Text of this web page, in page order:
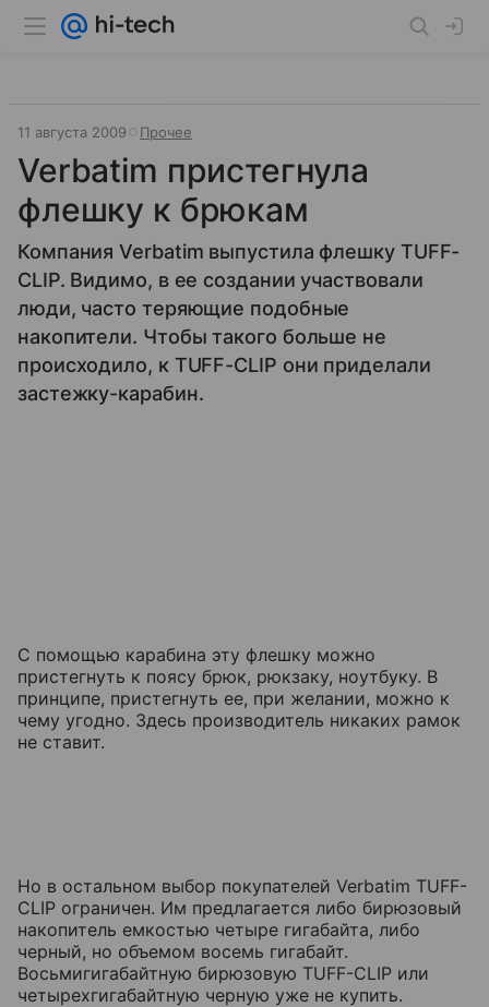
11 августа 2009 Прочее
Verbatim пристегнула
флешку к брюкам
Компания Verbatim выпустила флешку TUFF-
CLIP. Видимо, в ее создании участвовали
люди, часто теряющие подобные
накопители. Чтобы такого больше не
происходило, к TUFF-CLIP они приделали
застежку-карабин.
С помощью карабина эту флешку можно
пристегнуть к поясу брюк, рюкзаку, ноутбуку. В
принципе, пристегнуть ее, при желании, можно к
чему угодно. Здесь производитель никаких рамок
не ставит.
Но в остальном выбор покупателей Verbatim TUFF-
CLIP ограничен. Им предлагается либо бирюзовый
накопитель емкостью четыре гигабайта, либо
черный, но объемом восемь гигабайт.
Восьмигигабайтную бирюзовую TUFF-CLIP или
четырехгигабайтную черную уже не купить.